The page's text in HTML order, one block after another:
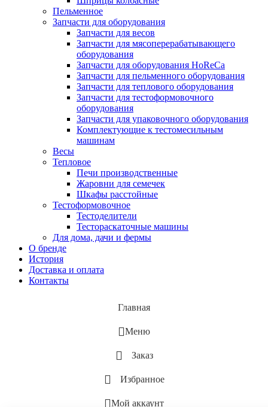
Пельменное
Запчасти для оборудования
Запчасти для весов
Запчасти для мясоперерабатывающего
оборудования
Запчасти для оборудования HoReCa
Запчасти для пельменного оборудования
Запчасти для теплового оборудования
Запчасти для тестоформовочного
оборудования
Запчасти для упаковочного оборудования
Комплектующие к тестомесильным
машинам
Весы
Тепловое
Печи производственные
Жаровни для семечек
Шкафы расстойные
Тестоформовочное
Тестоделители
Тестораскаточные машины
Для дома, дачи и фермы
О бренде
История
Доставка и оплата
Контакты
Главная
Меню
Заказ
Избранное
Мой аккаунт